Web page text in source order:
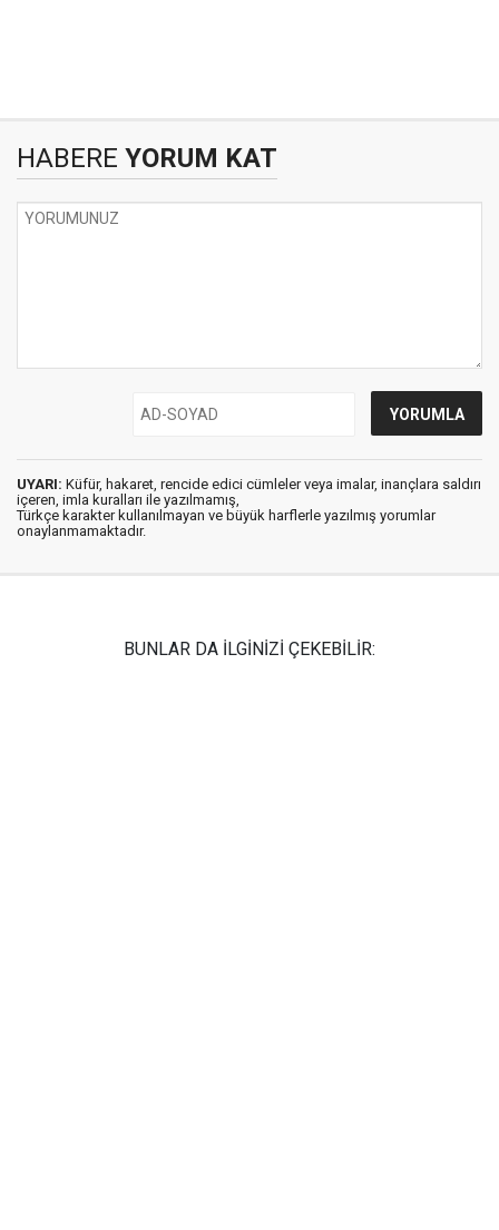
HABERE YORUM KAT
UYARI: Küfür, hakaret, rencide edici cümleler veya imalar, inançlara saldırı
içeren, imla kuralları ile yazılmamış,
Türkçe karakter kullanılmayan ve büyük harflerle yazılmış yorumlar
onaylanmamaktadır.
BUNLAR DA İLGİNİZİ ÇEKEBİLİR: